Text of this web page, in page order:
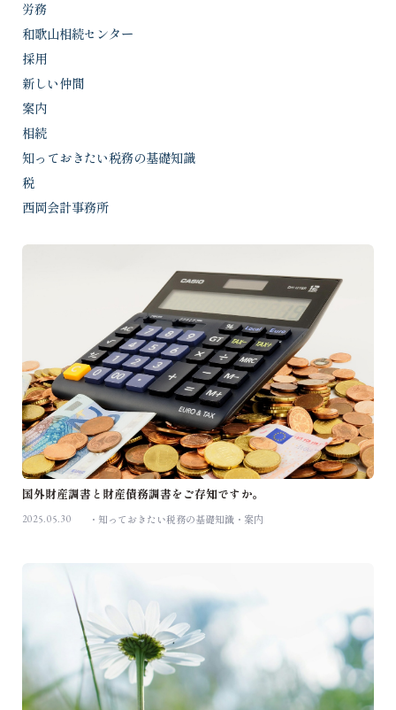
労務
和歌山相続センター
採用
新しい仲間
案内
相続
知っておきたい税務の基礎知識
税
西岡会計事務所
国外財産調書と財産債務調書をご存知ですか。
2025.05.30 知っておきたい税務の基礎知識 案内